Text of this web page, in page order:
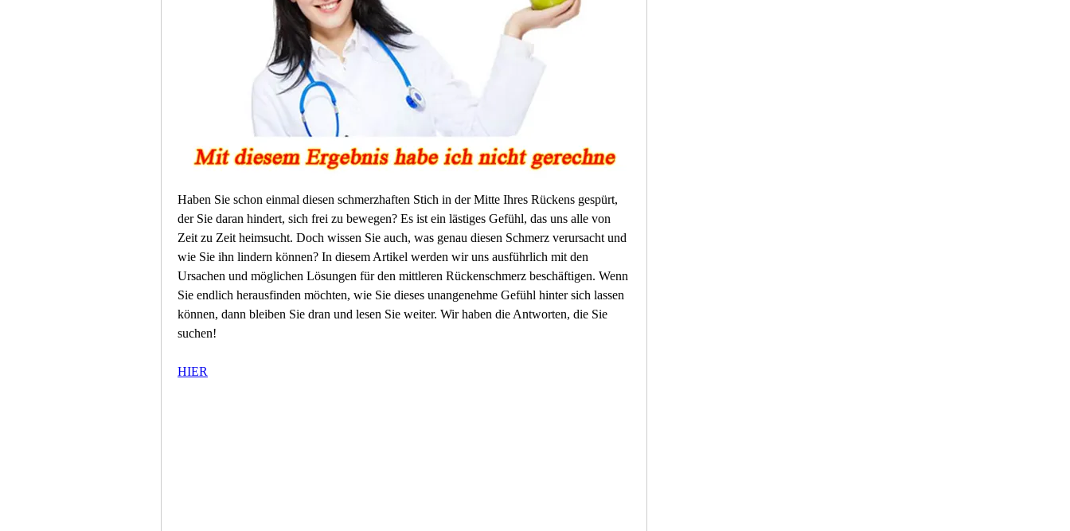
Haben Sie schon einmal diesen schmerzhaften Stich in der Mitte Ihres Rückens gespürt,
der Sie daran hindert, sich frei zu bewegen? Es ist ein lästiges Gefühl, das uns alle von
Zeit zu Zeit heimsucht. Doch wissen Sie auch, was genau diesen Schmerz verursacht und
wie Sie ihn lindern können? In diesem Artikel werden wir uns ausführlich mit den
Ursachen und möglichen Lösungen für den mittleren Rückenschmerz beschäftigen. Wenn
Sie endlich herausfinden möchten, wie Sie dieses unangenehme Gefühl hinter sich lassen
können, dann bleiben Sie dran und lesen Sie weiter. Wir haben die Antworten, die Sie
suchen!
HIER